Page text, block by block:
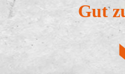
Gut